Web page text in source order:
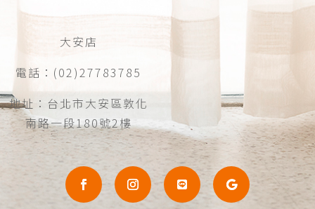
大安店
電話：(02)27783785
地址：台北市大安區敦化
南路一段180號2樓